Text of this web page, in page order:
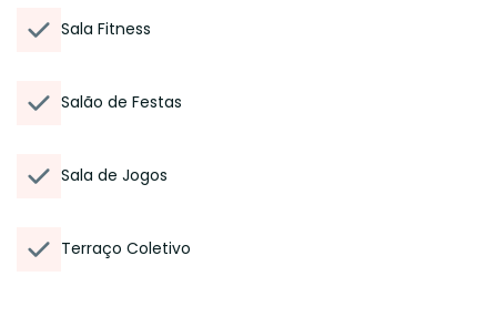
Sala Fitness
Salão de Festas
Sala de Jogos
Terraço Coletivo